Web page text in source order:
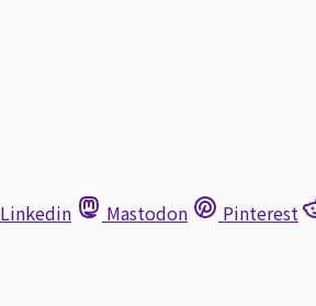
Linkedin Mastodon Pinterest